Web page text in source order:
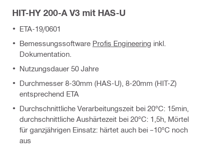
HIT-HY 200-A V3 mit HAS-U
ETA-19/0601
Bemessungssoftware Profis Engineering inkl.
Dokumentation.
Nutzungsdauer 50 Jahre
Durchmesser 8-30mm (HAS-U), 8-20mm (HIT-Z)
entsprechend ETA
Durchschnittliche Verarbeitungszeit bei 20°C: 15min,
durchschnittliche Aushärtezeit bei 20°C: 1,5h, Mörtel
für ganzjährigen Einsatz: härtet auch bei –10°C noch
aus